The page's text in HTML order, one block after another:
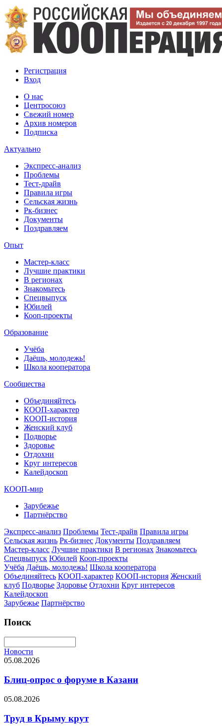
Регистрация
Вход
О нас
Центросоюз
Свежий номер
Архив номеров
Подписка
Актуально
Экспресс-анализ
Проблемы
Тест-драйв
Правила игры
Сельская жизнь
Рк-бизнес
Документы
Поздравляем
Опыт
Мастер-класс
Лучшие практики
В регионах
Знакомьтесь
Спецвыпуск
Юбилей
Кооп-проекты
Образование
Учёба
Даёшь, молодежь!
Школа кооператора
Сообщества
Объединяйтесь
КООП-характер
КООП-история
Женский клуб
Подворье
Здоровье
Отдохни
Круг интересов
Калейдоскоп
КООП-мир
Зарубежье
Партнёрство
Экспресс-анализ Проблемы Тест-драйв Правила игры
Сельская жизнь Рк-бизнес Документы Поздравляем
Мастер-класс Лучшие практики В регионах Знакомьтесь
Спецвыпуск Юбилей Кооп-проекты
Учёба Даёшь, молодежь! Школа кооператора
Объединяйтесь КООП-характер КООП-история Женский
клуб Подворье Здоровье Отдохни Круг интересов
Калейдоскоп
Зарубежье Партнёрство
Поиск
Новости
05.08.2026
Блиц-опрос о форуме в Казани
05.08.2026
Труд в Крыму крут